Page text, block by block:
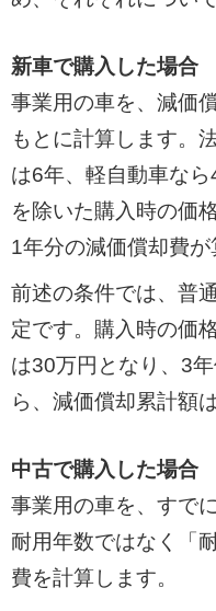
新車で購入した場合
事業用の車を、減価
もとに計算します。
は6年、軽自動車な
を除いた購入時の価
1年分の減価償却費が
前述の条件では、普
定です。購入時の価
は30万円となり、3
ら、減価償却累計額
中古で購入した場合
事業用の車を、すで
耐用年数ではなく「
費を計算します。